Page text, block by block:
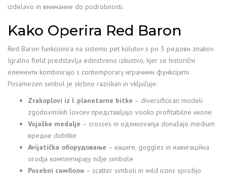
izdelavo in внимание do podrobnosti.
Kako Operira Red Baron
Red Baron funkcionira na sistemu pet kolutov s po 3 редови znakov.
Igralno field predstavlja edinstveno izkustvo, kjer se historični
елементи kombinirajo s contemporary играчими фунkcijami.
Posamezen simbol je skrbno raziskan in vključuje:
Zrakoplovi iz I. planetarne bitke – diversificiran modeli
zgodovinskih lovcev представljajo visoko profitabilne икone
Vojaške medalje – crosses in одликovanja donašajo medium
вредне dobitke
Avijatička оборудовање – кациге, goggles in навигаційна
orodja комплетирају nižje simbole
Posebni симболи – scatter simboli in wild icons sprožijo